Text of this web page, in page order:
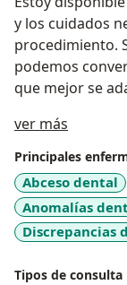
y los cuidados
procedimiento.
podemos
que mejor se
ver más
Principales
Abceso dental
Anomalías
Discrepancias
Tipos de consulta